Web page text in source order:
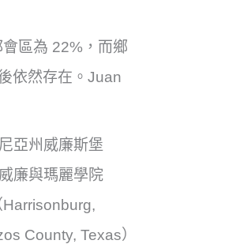
區為 22%，而鄉
依然存在。Juan
亞州威廉斯堡
廉與瑪麗學院
Harrisonburg,
County, Texas）